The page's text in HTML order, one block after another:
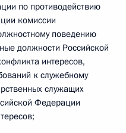
по противодействию
комиссии
поведению
должности Российской
интересов,
к служебному
служащих
Федерации